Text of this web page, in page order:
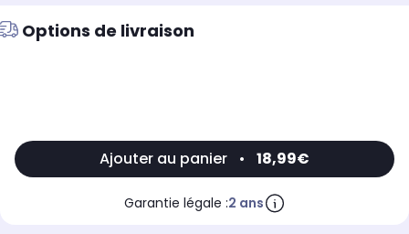
Options de livraison
Ajouter au panier • 18,99€
Garantie légale :2 ans